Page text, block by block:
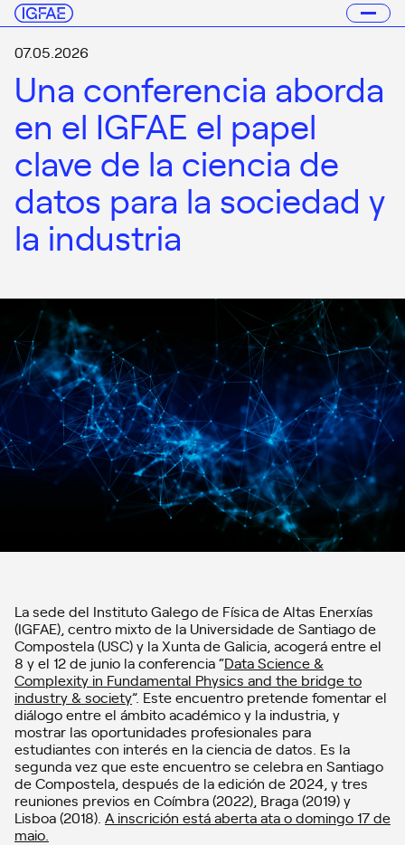
07.05.2026
Una conferencia aborda
en el IGFAE el papel
clave de la ciencia de
datos para la sociedad y
la industria
La sede del Instituto Galego de Física de Altas Enerxías
(IGFAE), centro mixto de la Universidade de Santiago de
Compostela (USC) y la Xunta de Galicia, acogerá entre el
8 y el 12 de junio la conferencia “Data Science &
Complexity in Fundamental Physics and the bridge to
industry & society”. Este encuentro pretende fomentar el
diálogo entre el ámbito académico y la industria, y
mostrar las oportunidades profesionales para
estudiantes con interés en la ciencia de datos. Es la
segunda vez que este encuentro se celebra en Santiago
de Compostela, después de la edición de 2024, y tres
reuniones previos en Coímbra (2022), Braga (2019) y
Lisboa (2018). A inscrición está aberta ata o domingo 17 de
maio.